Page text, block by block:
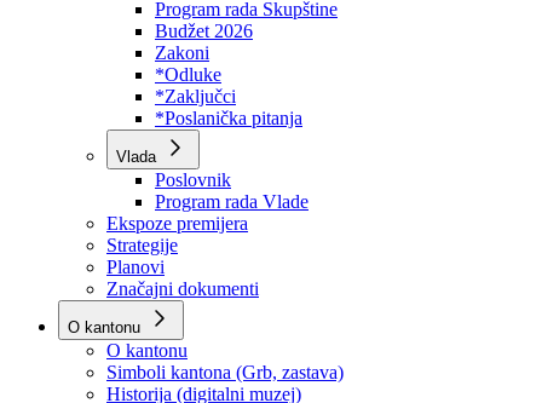
Skupština
Poslovnik
Program rada Skupštine
Budžet 2026
Zakoni
*Odluke
*Zaključci
*Poslanička pitanja
Vlada
Poslovnik
Program rada Vlade
Ekspoze premijera
Strategije
Planovi
Značajni dokumenti
O kantonu